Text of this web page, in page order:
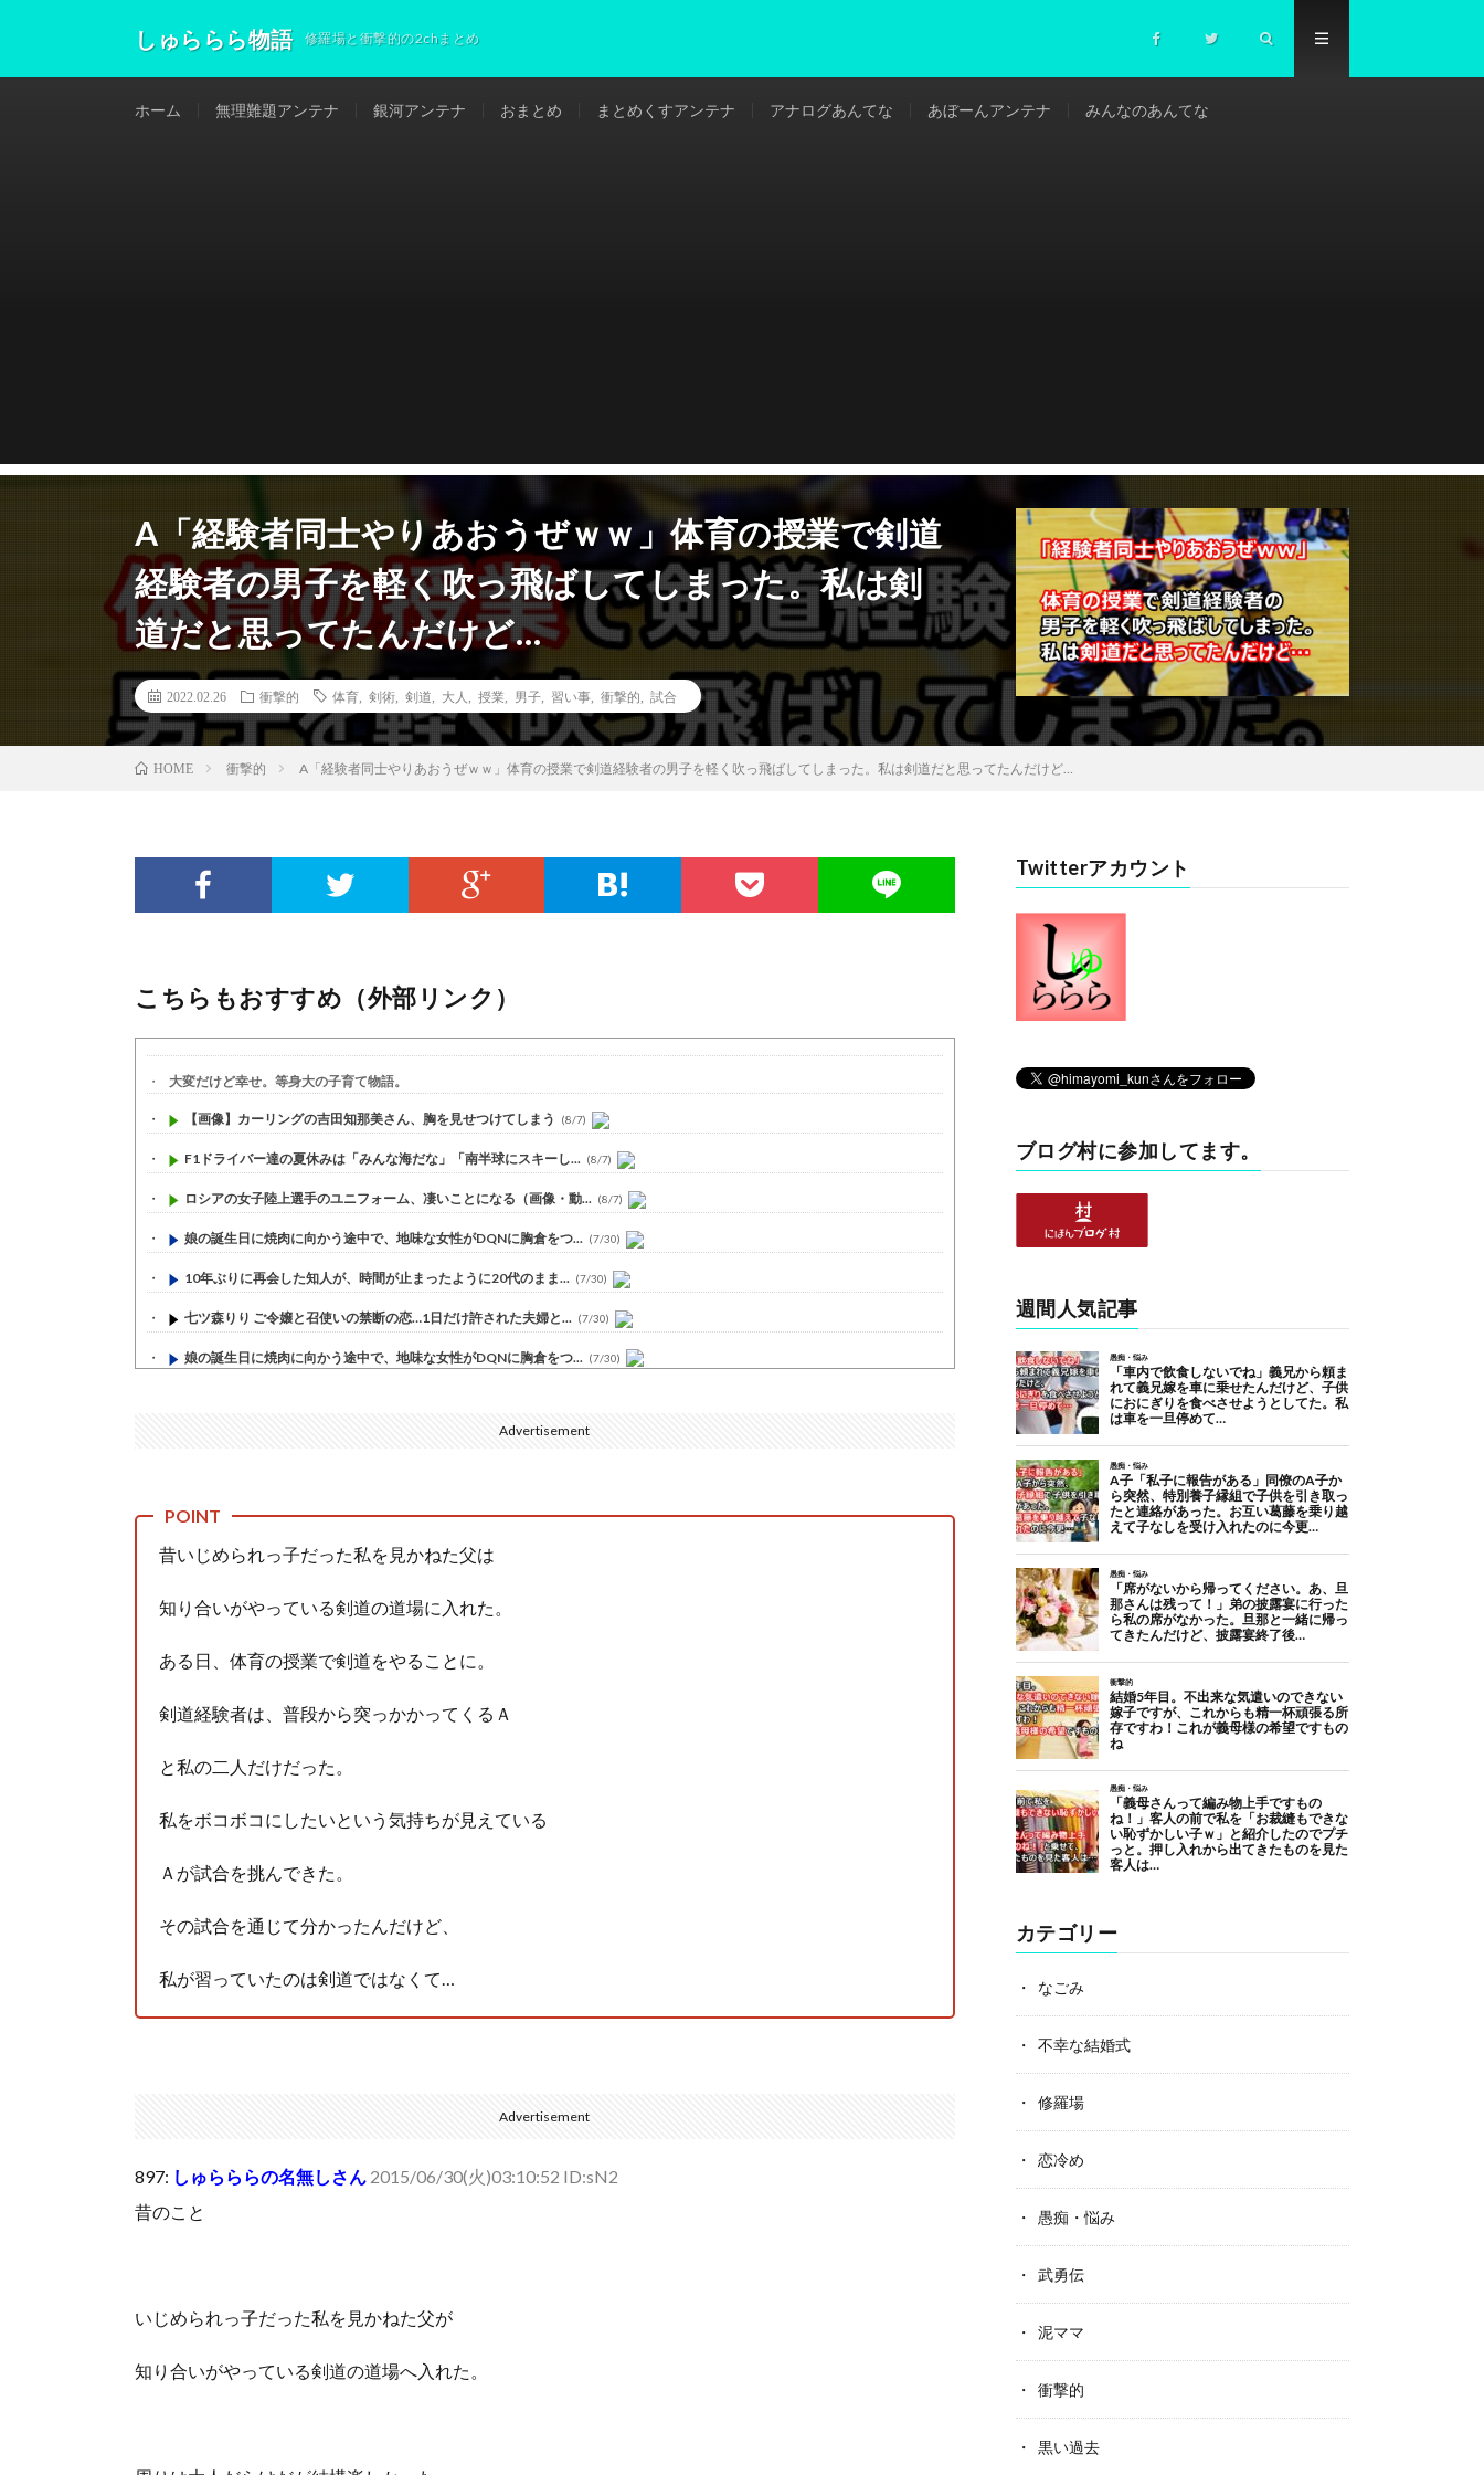
しゅららら物語 修羅場と衝撃的の2chまとめ
ホーム 無理難題アンテナ 銀河アンテナ おまとめ まとめくすアンテナ アナログあんてな あぼーんアンテナ みんなのあんてな
A「経験者同士やりあおうぜｗｗ」体育の授業で剣道
経験者の男子を軽く吹っ飛ばしてしまった。私は剣
道だと思ってたんだけど…
2022.02.26 衝撃的 体育 剣術 剣道 大人 授業 男子 習い事 衝撃的 試合
HOME 衝撃的 A「経験者同士やりあおうぜｗｗ」体育の授業で剣道経験者の男子を軽く吹っ飛ばしてしまった。私は剣道だと思ってたんだけど…
こちらもおすすめ（外部リンク）
大変だけど幸せ。等身大の子育て物語。
【画像】カーリングの吉田知那美さん、胸を見せつけてしまう (8/7)
F1ドライバー達の夏休みは「みんな海だな」「南半球にスキーし... (8/7)
ロシアの女子陸上選手のユニフォーム、凄いことになる（画像・動... (8/7)
娘の誕生日に焼肉に向かう途中で、地味な女性がDQNに胸倉をつ... (7/30)
10年ぶりに再会した知人が、時間が止まったように20代のまま... (7/30)
七ツ森りり ご令嬢と召使いの禁断の恋…1日だけ許された夫婦と... (7/30)
娘の誕生日に焼肉に向かう途中で、地味な女性がDQNに胸倉をつ... (7/30)
人体の中身が左右非対称なのは繊毛が回転運動をして左側に流れが... (7/30)
可愛い彼女が部屋に入ってきた。もしかしてニンジャ？→スタイリ...
Advertisement
昔いじめられっ子だった私を見かねた父は
知り合いがやっている剣道の道場に入れた。
ある日、体育の授業で剣道をやることに。
剣道経験者は、普段から突っかかってくるＡ
と私の二人だけだった。
私をボコボコにしたいという気持ちが見えている
Ａが試合を挑んできた。
その試合を通じて分かったんだけど、
私が習っていたのは剣道ではなくて…
Advertisement
897: しゅらららの名無しさん 2015/06/30(火)03:10:52 ID:sN2
昔のこと
いじめられっ子だった私を見かねた父が
知り合いがやっている剣道の道場へ入れた。
Twitterアカウント
ブログ村に参加してます。
週間人気記事
カテゴリー
なごみ
不幸な結婚式
修羅場
恋冷め
愚痴・悩み
武勇伝
泥ママ
衝撃的
黒い過去